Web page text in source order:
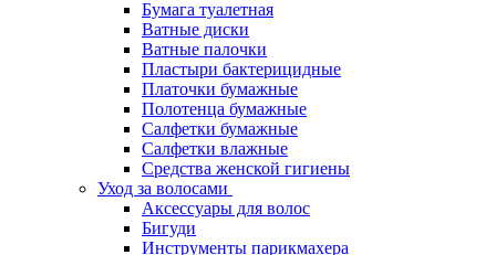
Бумага туалетная
Ватные диски
Ватные палочки
Пластыри бактерицидные
Платочки бумажные
Полотенца бумажные
Салфетки бумажные
Салфетки влажные
Средства женской гигиены
Уход за волосами
Аксессуары для волос
Бигуди
Инструменты парикмахера